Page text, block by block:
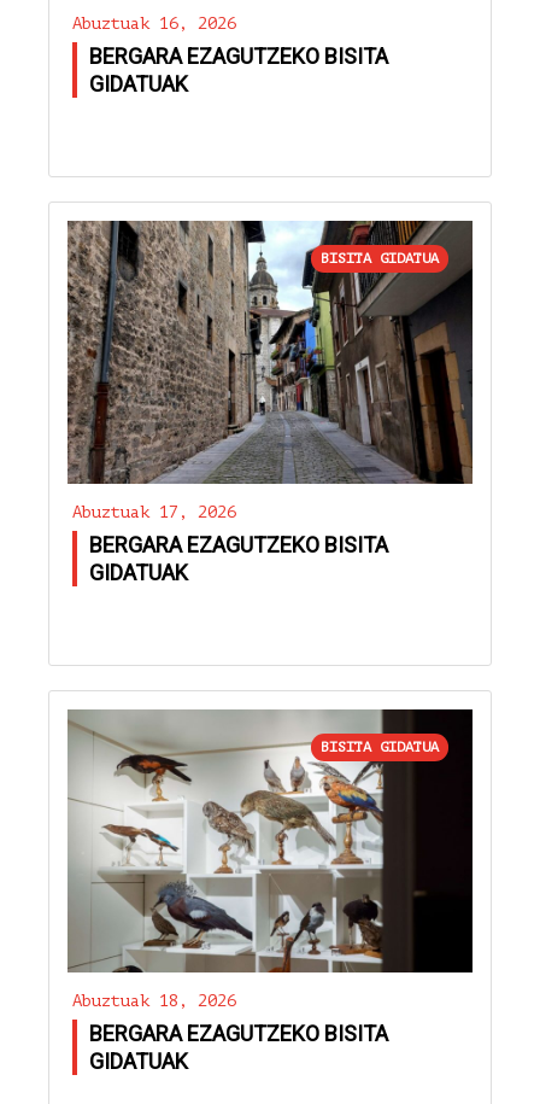
Abuztuak 16, 2026
BERGARA EZAGUTZEKO BISITA
GIDATUAK
BISITA GIDATUA
Abuztuak 17, 2026
BERGARA EZAGUTZEKO BISITA
GIDATUAK
BISITA GIDATUA
Abuztuak 18, 2026
BERGARA EZAGUTZEKO BISITA
GIDATUAK